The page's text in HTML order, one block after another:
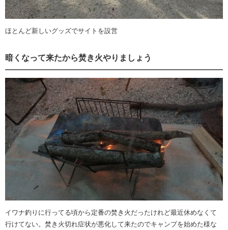
ほとんど新しいグッズでサイトを設営
暗くなって来たから焚き火やりましょう
イワナ釣りに行ってる頃から定番の焚き火だったけれど最近休めなくて
行けてない。焚き火切れ症状が悪化して来たのでキャンプを始めた様な